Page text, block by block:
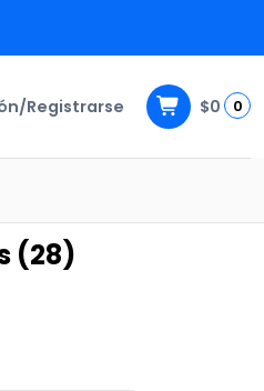
Registrarse $0 0
(28)